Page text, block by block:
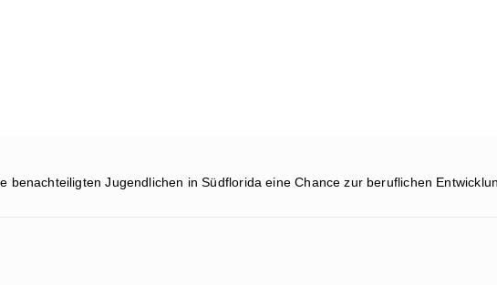
benachteiligten Jugendlichen in Südflorida eine Chance zur beruflichen